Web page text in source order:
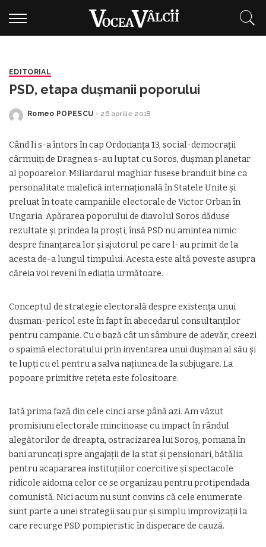
EDITORIAL
PSD, etapa dușmanii poporului
Posted
Romeo POPESCU 26 aprilie 2018
Când li s-a întors în cap Ordonanța 13, social-democrații
cârmuiți de Dragnea s-au luptat cu Soros, dușman planetar
al popoarelor. Miliardarul maghiar fusese branduit bine ca
personalitate malefică internațională în Statele Unite și
preluat în toate campaniile electorale de Victor Orban în
Ungaria. Apărarea poporului de diavolul Soros dăduse
rezultate și prindea la proști, însă PSD nu amintea nimic
despre finanțarea lor și ajutorul pe care l-au primit de la
acesta de-a lungul timpului. Acesta este altă poveste asupra
căreia voi reveni în ediația următoare.
Conceptul de strategie electorală despre existența unui
dușman-pericol este în fapt în abecedarul consultanților
pentru campanie. Cu o bază cât un sâmbure de adevăr, creezi
o spaimă electoratului prin inventarea unui dușman al său și
te lupți cu el pentru a salva națiunea de la subjugare. La
popoare primitive rețeta este folositoare.
Iată prima fază din cele cinci arse până azi. Am văzut
promisiuni electorale mincinoase cu impact în rândul
alegătorilor de dreapta, ostracizarea lui Soroş, pomana în
bani aruncați spre angajații de la stat și pensionari, bătălia
pentru acapararea instituțiilor coercitive și spectacole
ridicole aidoma celor ce se organizau pentru protipendada
comunistă. Nici acum nu sunt convins că cele enumerate
sunt parte a unei strategii sau pur și simplu improvizații la
care recurge PSD pompieristic în disperare de cauză.